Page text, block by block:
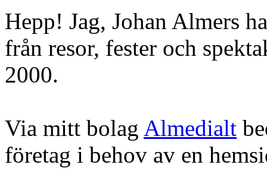
Hepp! Jag, Johan Almers
från resor, fester och
2000.
Via mitt bolag Almedialt
företag i behov av en